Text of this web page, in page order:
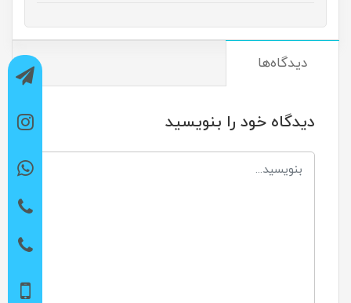
دیدگاه‌ها
دیدگاه خود را بنویسید